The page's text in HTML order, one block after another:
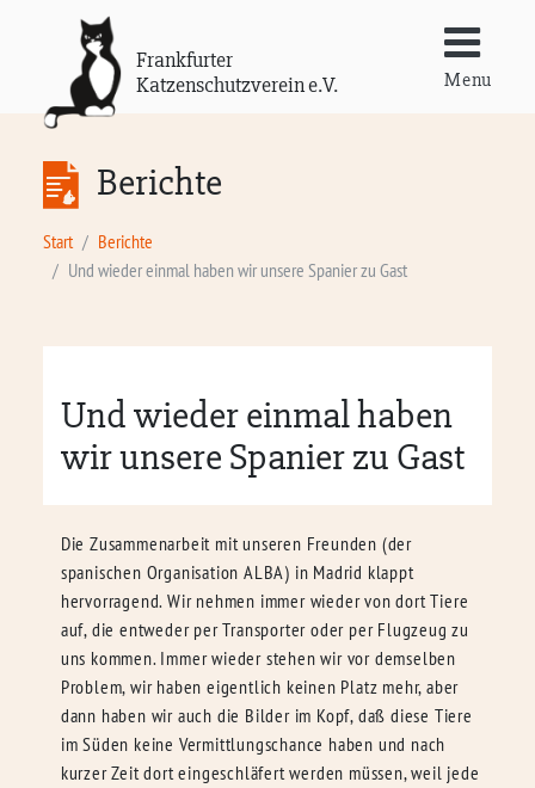
Frankfurter
Katzenschutzverein e.V.
Menu
Berichte
Start
Berichte
Und wieder einmal haben wir unsere Spanier zu Gast
Und wieder einmal haben
wir unsere Spanier zu Gast
Die Zusammenarbeit mit unseren Freunden (der
spanischen Organisation ALBA) in Madrid klappt
hervorragend. Wir nehmen immer wieder von dort Tiere
auf, die entweder per Transporter oder per Flugzeug zu
uns kommen. Immer wieder stehen wir vor demselben
Problem, wir haben eigentlich keinen Platz mehr, aber
dann haben wir auch die Bilder im Kopf, daß diese Tiere
im Süden keine Vermittlungschance haben und nach
kurzer Zeit dort eingeschläfert werden müssen, weil jede